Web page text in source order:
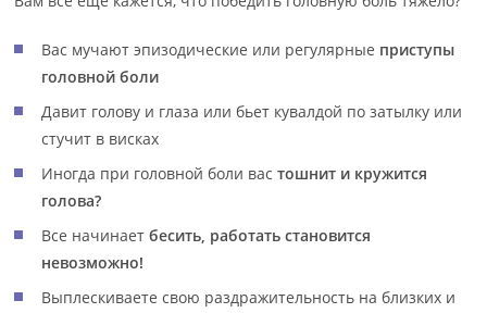
Вас мучают эпизодические или регулярные приступы
головной боли
Давит голову и глаза или бьет кувалдой по затылку или
стучит в висках
Иногда при головной боли вастошнит и кружится
голова?
Все начинаетбесить, работать становится
невозможно!
Выплескиваете свою раздражительность на близких и